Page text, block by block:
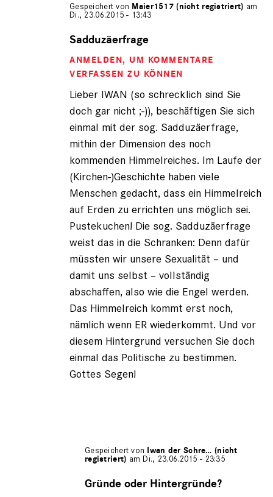
Gespeichert von Maier1517 (nicht registriert) am
Di., 23.06.2015 - 13:43
auf
Iwan
der
(nicht
registriert)
Sadduzäerfrage
ANMELDEN, UM KOMMENTARE
VERFASSEN ZU KÖNNEN
Lieber IWAN (so schrecklich sind Sie
doch gar nicht ;-)), beschäftigen Sie sich
einmal mit der sog. Sadduzäerfrage,
mithin der Dimension des noch
kommenden Himmelreiches. Im Laufe der
(Kirchen-)Geschichte haben viele
Menschen gedacht, dass ein Himmelreich
auf Erden zu errichten uns möglich sei.
Pustekuchen! Die sog. Sadduzäerfrage
weist das in die Schranken: Denn dafür
müssten wir unsere Sexualität – und
damit uns selbst – vollständig
abschaffen, also wie die Engel werden.
Das Himmelreich kommt erst noch,
nämlich wenn ER wiederkommt. Und vor
diesem Hintergrund versuchen Sie doch
einmal das Politische zu bestimmen.
Gottes Segen!
Gespeichert von Iwan der Schre… (nicht
registriert) am Di., 23.06.2015 - 23:35
auf
Gründe oder Hintergründe?